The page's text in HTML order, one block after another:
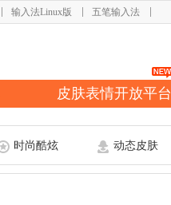
输入法Linux版 五笔输入法
皮肤表情开放平台
时尚酷炫 动态皮肤